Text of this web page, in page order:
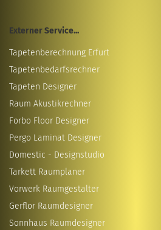
Externer Service...
Tapetenberechnung Erfurt
Tapetenbedarfsrechner
Tapeten Designer
Raum Akustikrechner
Forbo Floor Designer
Pergo Laminat Designer
Domestic - Designstudio
Tarkett Raumplaner
Vorwerk Raumgestalter
Gerflor Raumdesigner
Sonnhaus Raumdesigner